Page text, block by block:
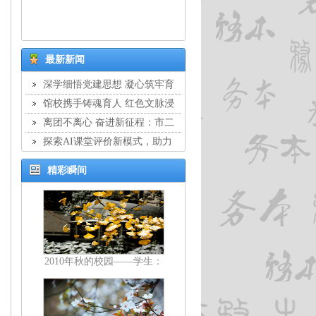
最新新闻
深学细悟党建思想 凝心筑牢育
人根基：市二中学党委开展8月主
题党日活动
馆校携手铸魂育人 红色文脉浸
润校园：市二中学与静安区文物保
护管理服务中心结对共建签约仪式
暨交流座谈会
离团不离心 奋进新征程：市二
中学举行教工离团仪式
探索AI课堂评价新模式，助力
教学提质增效：市二中学开展教师
校本培训
精彩瞬间
2010年秋的校园——学生：
顾剑亨